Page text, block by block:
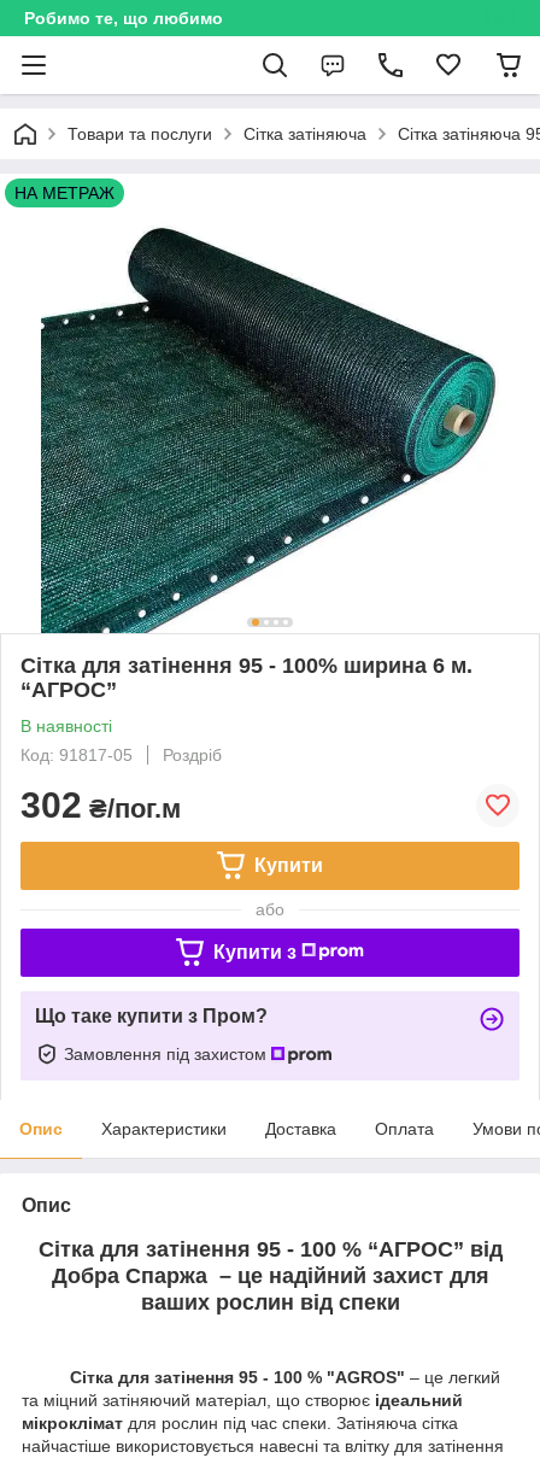
Робимо те, що любимо
Товари та послуги Сітка затіняюча Сітка затіняюча
НА МЕТРАЖ
Сітка для затінення 95 - 100% ширина 6 м.
“AГРОС”
В наявності
Код: 91817-05
Роздріб
302 ₴/пог.м
Купити
або
Купити з
Що таке купити з Пром?
Замовлення під захистом
Опис Характеристики Доставка Оплата Умови
Опис
Сітка для затінення 95 - 100 % “AГРОС” від
Добра Спаржа – це надійний захист для
ваших рослин від спеки
Сітка для затінення 95 - 100 % "AGROS" – це легкий
та міцний затіняючий матеріал, що створює ідеальний
мікроклімат для рослин під час спеки. Затіняюча сітка
найчастіше використовується навесні та влітку для затінення